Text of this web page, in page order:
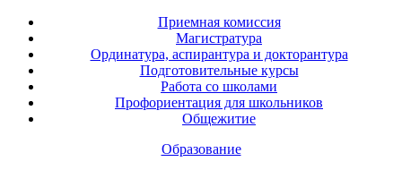
Приемная комиссия
Магистратура
Ординатура, аспирантура и докторантура
Подготовительные курсы
Работа со школами
Профориентация для школьников
Общежитие
Образование